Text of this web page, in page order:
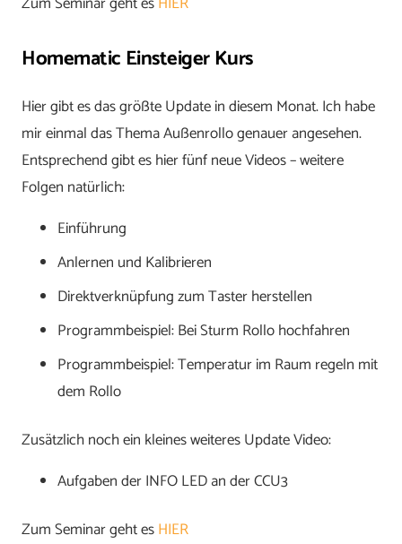
Homematic Einsteiger Kurs
Hier gibt es das größte Update in diesem Monat. Ich habe
mir einmal das Thema Außenrollo genauer angesehen.
Entsprechend gibt es hier fünf neue Videos – weitere
Folgen natürlich:
Einführung
Anlernen und Kalibrieren
Direktverknüpfung zum Taster herstellen
Programmbeispiel: Bei Sturm Rollo hochfahren
Programmbeispiel: Temperatur im Raum regeln mit
dem Rollo
Zusätzlich noch ein kleines weiteres Update Video:
Aufgaben der INFO LED an der CCU3
Zum Seminar geht esHIER